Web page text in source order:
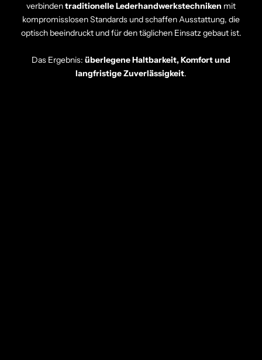
verbindentraditionelle Lederhandwerkstechniken mit
kompromisslosen Standards und schaffen Ausstattung, die
optisch beeindruckt und für den täglichen Einsatz gebaut ist.
Das Ergebnis: überlegene Haltbarkeit, Komfort und
langfristige Zuverlässigkeit.